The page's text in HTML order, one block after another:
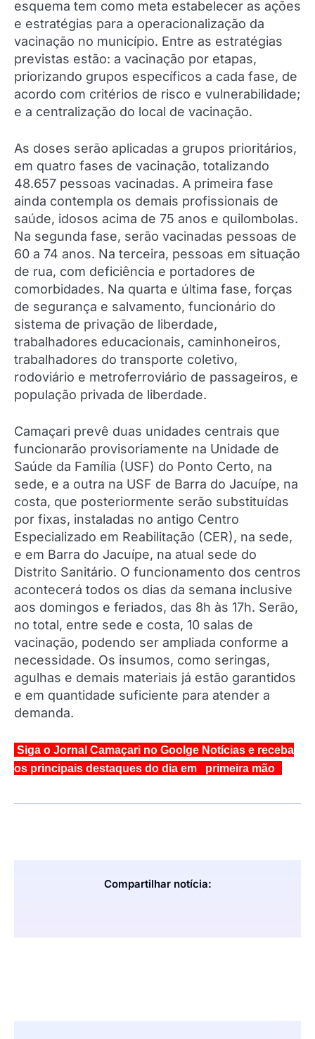
esquema tem como meta estabelecer as ações
e estratégias para a operacionalização da
vacinação no município. Entre as estratégias
previstas estão: a vacinação por etapas,
priorizando grupos específicos a cada fase, de
acordo com critérios de risco e vulnerabilidade;
e a centralização do local de vacinação.
As doses serão aplicadas a grupos prioritários,
em quatro fases de vacinação, totalizando
48.657 pessoas vacinadas. A primeira fase
ainda contempla os demais profissionais de
saúde, idosos acima de 75 anos e quilombolas.
Na segunda fase, serão vacinadas pessoas de
60 a 74 anos. Na terceira, pessoas em situação
de rua, com deficiência e portadores de
comorbidades. Na quarta e última fase, forças
de segurança e salvamento, funcionário do
sistema de privação de liberdade,
trabalhadores educacionais, caminhoneiros,
trabalhadores do transporte coletivo,
rodoviário e metroferroviário de passageiros, e
população privada de liberdade.
Camaçari prevê duas unidades centrais que
funcionarão provisoriamente na Unidade de
Saúde da Família (USF) do Ponto Certo, na
sede, e a outra na USF de Barra do Jacuípe, na
costa, que posteriormente serão substituídas
por fixas, instaladas no antigo Centro
Especializado em Reabilitação (CER), na sede,
e em Barra do Jacuípe, na atual sede do
Distrito Sanitário. O funcionamento dos centros
acontecerá todos os dias da semana inclusive
aos domingos e feriados, das 8h às 17h. Serão,
no total, entre sede e costa, 10 salas de
vacinação, podendo ser ampliada conforme a
necessidade. Os insumos, como seringas,
agulhas e demais materiais já estão garantidos
e em quantidade suficiente para atender a
demanda.
Siga o Jornal Camaçari no Goolge Notícias e receba
os principais destaques do dia em primeira mão
Compartilhar notícia: